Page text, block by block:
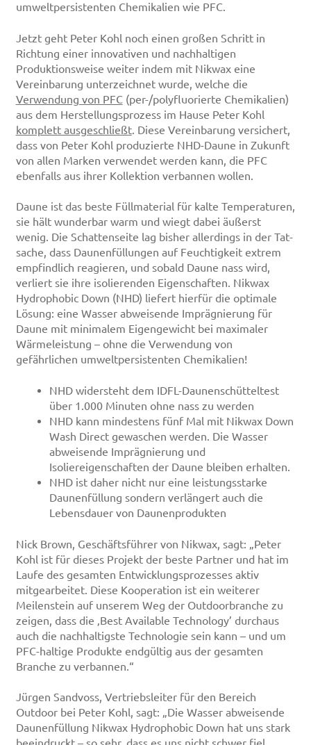
umweltpersistenten Chemikalien wie PFC.
Jetzt geht Peter Kohl noch einen großen Schritt in
Richtung einer innovativen und nachhaltigen
Produktionsweise weiter indem mit Nikwax eine
Vereinbarung unterzeichnet wurde, welche die
Verwendung von PFC(per-/polyfluorierte Chemikalien)
aus dem Herstellungsprozess im Hause Peter Kohl
komplett ausgeschließt. Diese Vereinbarung versichert,
dass von Peter Kohl produzierte NHD-Daune in Zukunft
von allen Marken verwendet werden kann, die PFC
ebenfalls aus ihrer Kollektion verbannen wollen.
Daune ist das beste Füllmaterial für kalte Temperaturen,
sie hält wunderbar warm und wiegt dabei äußerst
wenig. Die Schattenseite lag bisher allerdings in der Tat­
sache, dass Daunenfüllungen auf Feuchtigkeit extrem
empfindlich reagie­ren, und sobald Daune nass wird,
verliert sie ihre isolierenden Eigenschaf­ten. Nikwax
Hydro­phobic Down (NHD) liefert hierfür die optimale
Lösung: eine Wasser abwei­sen­­de Imprägnie­rung für
Daune mit minimalem Eigengewicht bei maximaler
Wärmeleis­tung – ohne die Verwendung von
gefährlichen umweltpersistenten Chemikalien!
NHD widersteht dem IDFL-Daunenschütteltest
über 1.000 Minuten ohne nass zu werden
NHD kann mindestens fünf Mal mit Nikwax Down
Wash Direct gewaschen werden. Die Wasser
abweisende Imprägnierung und
Isoliereigenschaften der Daune bleiben erhalten.
NHD ist daher nicht nur eine leistungsstarke
Daunenfüllung sondern verlängert auch die
Lebensdauer von Daunenprodukten
Nick Brown, Geschäftsführer von Nikwax, sagt: „Peter
Kohl ist für dieses Projekt der beste Partner und hat im
Laufe des gesamten Entwicklungsprozesses aktiv
mitgearbeitet. Diese Kooperation ist ein weiterer
Meilenstein auf unserem Weg der Outdoorbranche zu
zeigen, dass die ‚Best Available Technology’ durchaus
auch die nachhaltigste Technologie sein kann – und um
PFC-haltige Produkte endgültig aus der gesamten
Branche zu verbannen.“
Jürgen Sandvoss, Vertriebsleiter für den Bereich
Outdoor bei Peter Kohl, sagt: „Die Wasser abweisende
Daunenfüllung Nikwax Hydrophobic Down hat uns stark